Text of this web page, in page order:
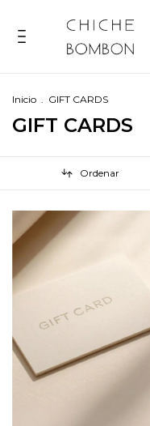
Inicio . GIFT CARDS
GIFT CARDS
Ordenar